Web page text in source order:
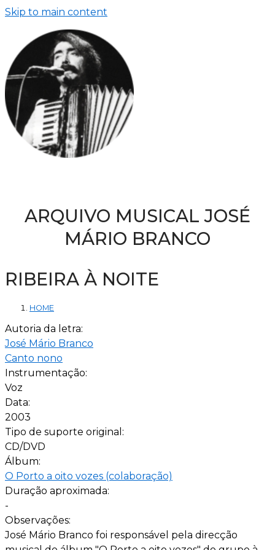
Skip to main content
ARQUIVO MUSICAL JOSÉ
MÁRIO BRANCO
RIBEIRA À NOITE
HOME
Autoria da letra:
José Mário Branco
Canto nono
Instrumentação:
Voz
Data:
2003
Tipo de suporte original:
CD/DVD
Álbum:
O Porto a oito vozes (colaboração)
Duração aproximada:
-
Observações:
José Mário Branco foi responsável pela direcção